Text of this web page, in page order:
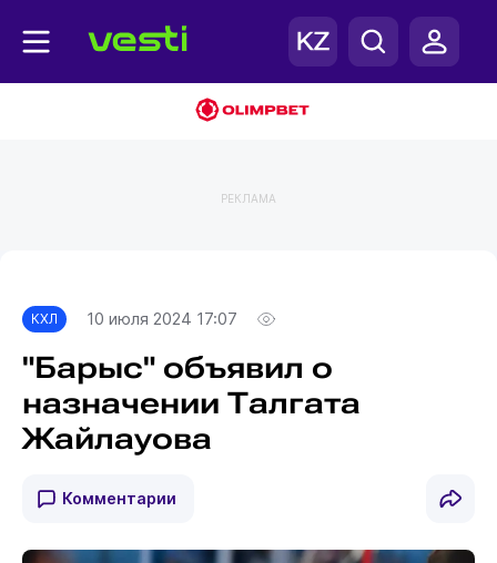
РЕКЛАМА
КХЛ 10 июля 2024 17:07
"Барыс" объявил о
назначении Талгата
Жайлауова
Комментарии